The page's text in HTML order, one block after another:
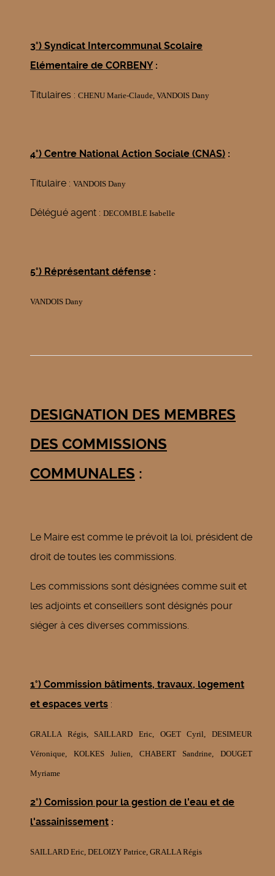
3°) Syndicat Intercommunal Scolaire
Elémentaire de CORBENY:
Titulaires : CHENU Marie-Claude, VANDOIS Dany
4°) Centre National Action Sociale (CNAS) :
Titulaire : VANDOIS Dany
Délégué agent : DECOMBLE Isabelle
5°) Réprésentant défense :
VANDOIS Dany
DESIGNATION DES MEMBRES
DES COMMISSIONS
COMMUNALES :
Le Maire est comme le prévoit la loi, président de
droit de toutes les commissions.
Les commissions sont désignées comme suit et
les adjoints et conseillers sont désignés pour
siéger à ces diverses commissions.
1°) Commission bâtiments, travaux, logement
et espaces verts :
GRALLA Régis, SAILLARD Eric, OGET Cyril, DESIMEUR
Véronique, KOLKES Julien, CHABERT Sandrine, DOUGET
Myriame
2°) Comission pour la gestion de l'eau et de
l'assainissement :
SAILLARD Eric, DELOIZY Patrice, GRALLA Régis